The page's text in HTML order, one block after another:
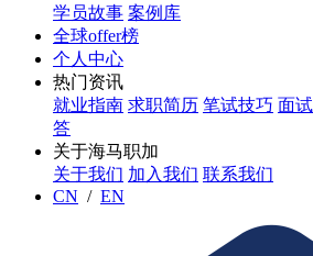
学员故事 案例库
全球offer榜
个人中心
热门资讯
就业指南 求职简历 笔试技巧 面
答
关于海马职加
关于我们 加入我们 联系我们
CN / EN